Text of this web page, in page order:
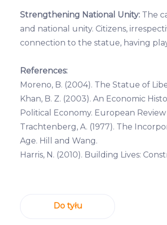
Strengthening National Unity: The
and national unity. Citizens,
connection to the statue, having
References:
Moreno, B. (2004). The Statue of
Khan, B. Z. (2003). An Economic
Political Economy. European
Trachtenberg, A. (1977). The
Age. Hill and Wang.
Harris, N. (2010). Building Lives:
Do tyłu